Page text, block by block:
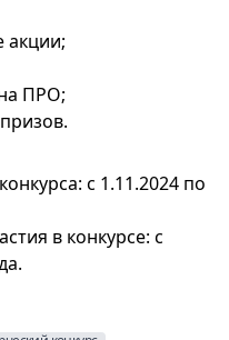
акции;
ПРО;
с 1.11.2024 по
в конкурсе: с